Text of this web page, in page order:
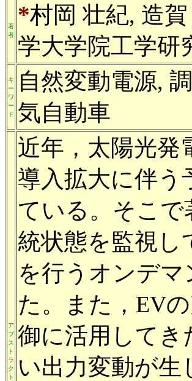
著
者
*村岡 壮紀, 造
学大学院工学研
キ
ー
ワ
ー
ド
自然変動電源,
気自動車
ア
ブ
ス
ト
ラ
ク
ト
近年，太陽光発
導入拡大に伴う
ている。そこ
統状態を監視し
を行うオンデ
た。また，EV
御に活用してき
い出力変動が生